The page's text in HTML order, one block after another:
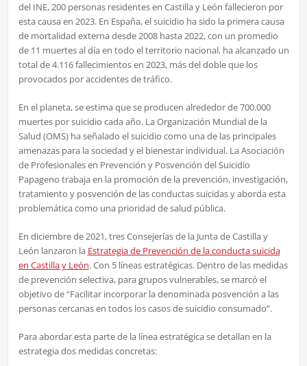
del INE, 200 personas residentes en Castilla y León fallecieron por
esta causa en 2023. En España, el suicidio ha sido la primera causa
de mortalidad externa desde 2008 hasta 2022, con un promedio
de 11 muertes al día en todo el territorio nacional, ha alcanzado un
total de 4.116 fallecimientos en 2023, más del doble que los
provocados por accidentes de tráfico.
En el planeta, se estima que se producen alrededor de 700.000
muertes por suicidio cada año. La Organización Mundial de la
Salud (OMS) ha señalado el suicidio como una de las principales
amenazas para la sociedad y el bienestar individual. La Asociación
de Profesionales en Prevención y Posvención del Suicidio
Papageno trabaja en la promoción de la prevención, investigación,
tratamiento y posvención de las conductas suicidas y aborda esta
problemática como una prioridad de salud pública.
En diciembre de 2021, tres Consejerías de la Junta de Castilla y
León lanzaron la Estrategia de Prevención de la conducta suicida
en Castilla y León. Con 5 líneas estratégicas. Dentro de las medidas
de prevención selectiva, para grupos vulnerables, se marcó el
objetivo de “Facilitar incorporar la denominada posvención a las
personas cercanas en todos los casos de suicidio consumado”.
Para abordar esta parte de la línea estratégica se detallan en la
estrategia dos medidas concretas: